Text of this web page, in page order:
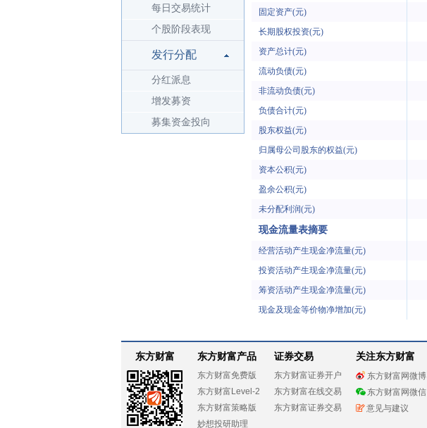
每日交易统计
个股阶段表现
发行分配
分红派息
增发募资
募集资金投向
固定资产(元)
长期股权投资(元)
资产总计(元)
流动负债(元)
非流动负债(元)
负债合计(元)
股东权益(元)
归属母公司股东的权益(元)
资本公积(元)
盈余公积(元)
未分配利润(元)
现金流量表摘要
经营活动产生现金净流量(元)
投资活动产生现金净流量(元)
筹资活动产生现金净流量(元)
现金及现金等价物净增加(元)
东方财富 东方财富产品
东方财富免费版
东方财富Level-2
东方财富策略版
妙想投研助理
证券交易
东方财富证券开户
东方财富在线交易
东方财富证券交易
关注东方财富
东方财富网微博
东方财富网微信
意见与建议